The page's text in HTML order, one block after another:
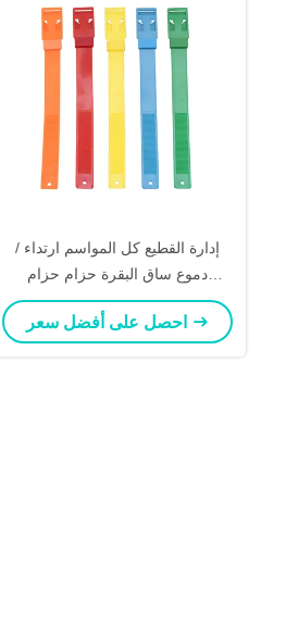
إدارة القطيع كل المواسم ارتداء /
دموع ساق البقرة حزام حزام
40mmx360mm مادة TPU